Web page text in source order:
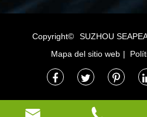
Copyright© SUZHOU
Mapa del sitio web |